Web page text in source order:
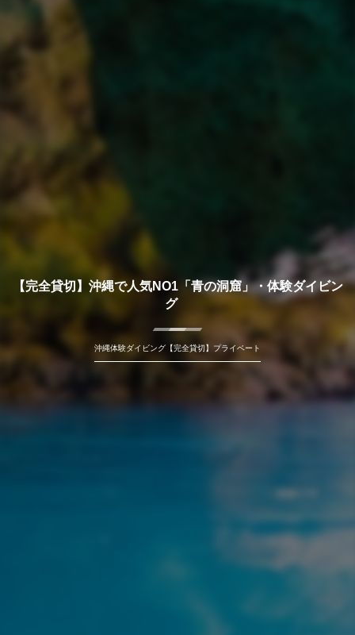
【完全貸切】沖縄で人気NO1「青の洞窟」・体験ダイビン
グ
沖縄体験ダイビング【完全貸切】プライベート